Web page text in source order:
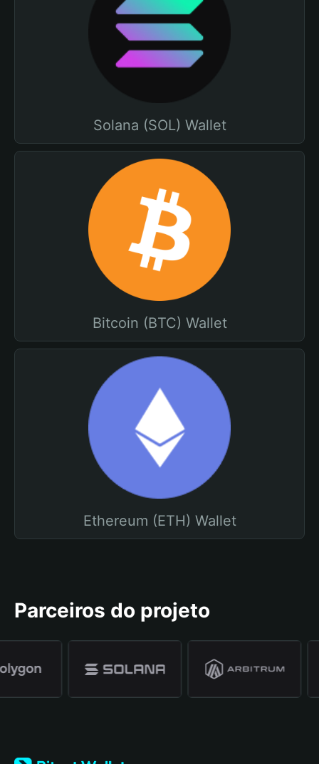
Solana (SOL) Wallet
Bitcoin (BTC) Wallet
Ethereum (ETH) Wallet
Parceiros do projeto